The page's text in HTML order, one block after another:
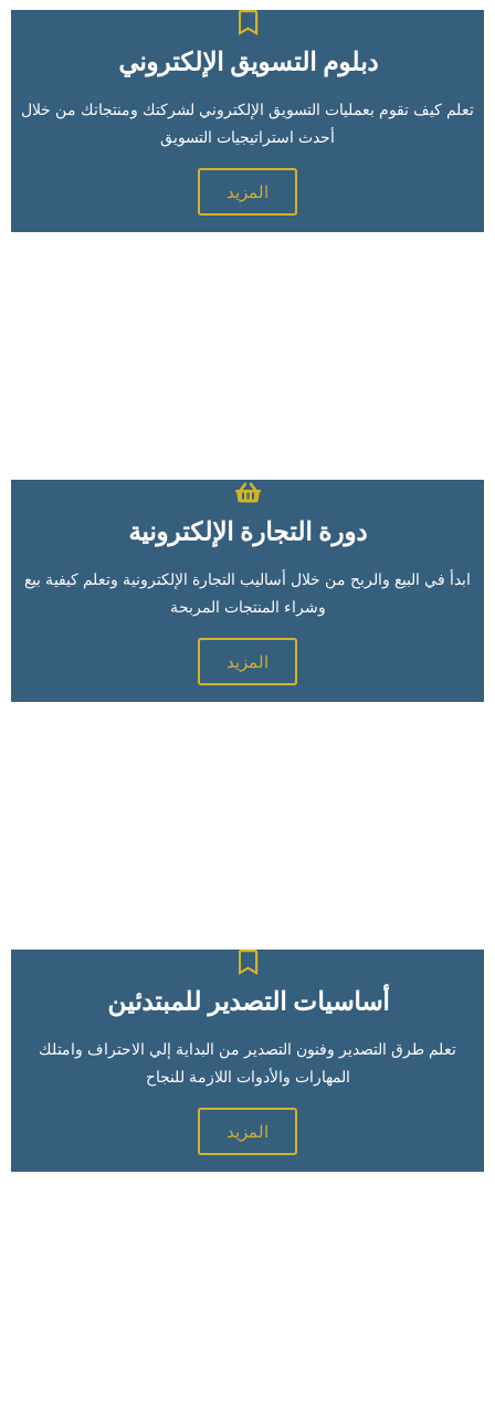
دبلوم التسويق الإلكتروني
تعلم كيف تقوم بعمليات التسويق الإلكتروني لشركتك ومنتجاتك من خلال
أحدث استراتيجيات التسويق
المزيد
دورة التجارة الإلكترونية
ابدأ في البيع والربح من خلال أساليب التجارة الإلكترونية وتعلم كيفية بيع
وشراء المنتجات المربحة
المزيد
أساسيات التصدير للمبتدئين
تعلم طرق التصدير وفنون التصدير من البداية إلي الاحتراف وامتلك
المهارات والأدوات اللازمة للنجاح
المزيد